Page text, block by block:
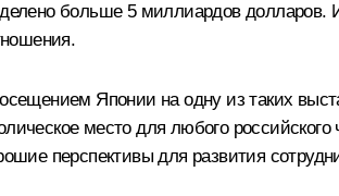
больше 5 миллиардов долларов.
Японии на одну из таких
место для любого
перспективы для развития